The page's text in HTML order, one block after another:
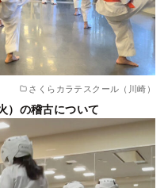
さくらカラテスクール（川崎）
）の稽古について